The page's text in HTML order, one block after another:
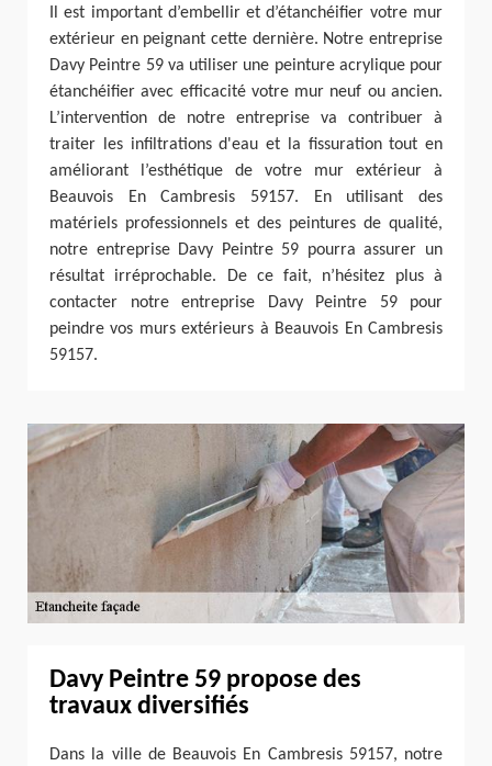
Il est important d’embellir et d’étanchéifier votre mur
extérieur en peignant cette dernière. Notre entreprise
Davy Peintre 59 va utiliser une peinture acrylique pour
étanchéifier avec efficacité votre mur neuf ou ancien.
L’intervention de notre entreprise va contribuer à
traiter les infiltrations d'eau et la fissuration tout en
améliorant l’esthétique de votre mur extérieur à
Beauvois En Cambresis 59157. En utilisant des
matériels professionnels et des peintures de qualité,
notre entreprise Davy Peintre 59 pourra assurer un
résultat irréprochable. De ce fait, n’hésitez plus à
contacter notre entreprise Davy Peintre 59 pour
peindre vos murs extérieurs à Beauvois En Cambresis
59157.
Davy Peintre 59 propose des
travaux diversifiés
Dans la ville de Beauvois En Cambresis 59157, notre